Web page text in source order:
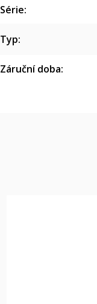
Série:
Typ:
Záruční doba: